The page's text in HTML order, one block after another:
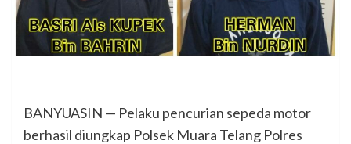
BANYUASIN — Pelaku pencurian sepeda motor
berhasil diungkap Polsek Muara Telang Polres